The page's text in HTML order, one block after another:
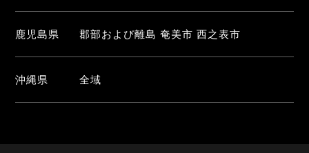
鹿児島県 郡部および離島 奄美市 西之表市
沖縄県 全域